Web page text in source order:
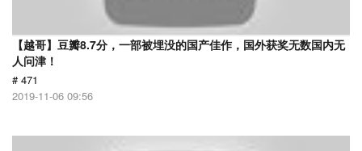
【越哥】豆瓣8.7分，一部被埋没的国产佳作，国外获奖无数国内无
人问津！
# 471
2019-11-06 09:56